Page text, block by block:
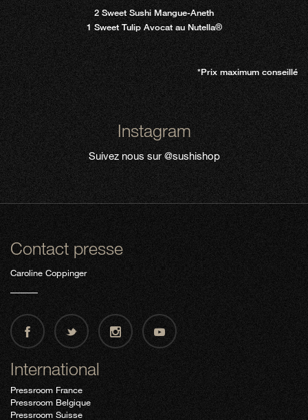
2 Sweet Sushi Mangue-Aneth
1 Sweet Tulip Avocat au Nutella®
*Prix maximum conseillé
Instagram
Suivez nous sur@sushishop
Contact presse
Caroline Coppinger
International
Pressroom France
Pressroom Belgique
Pressroom Suisse